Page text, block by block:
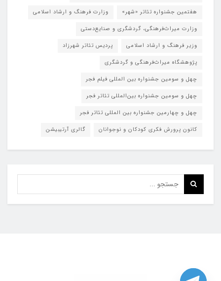
هفتمین جشنواره تئاتر «شهر»
وزارت فرهنگ و ارشاد اسلامی
وزارت میراث‌فرهنگی، گردشگری و صنایع‌دستی
وزیر فرهنگ و ارشاد اسلامی
پردیس تئاتر شهرزاد
پژوهشگاه میراث‌فرهنگی و گردشگری
چهل و سومین جشنواره بین المللی فیلم فجر
چهل و سومین جشنواره بین‌المللی تئاتر فجر
چهل و چهارمین جشنواره بین المللی تئاتر فجر
کانون پرورش فکری کودکان و نوجوانان
گالری آرتیبیشن